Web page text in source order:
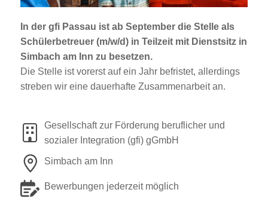
Jobportal
Presse und Medien
bbw e. V.
Karriere
Presse
News Archiv
In der gfi Passau ist ab September die Stelle als
Schülerbetreuer (m/w/d)in Teilzeit mit Dienstsitz in
Simbach am Inn zu besetzen.
Die Stelle ist vorerst auf ein Jahr befristet, allerdings
streben wir eine dauerhafte Zusammenarbeit an.
Gesellschaft zur Förderung beruflicher und
sozialer Integration (gfi) gGmbH
Simbach am Inn
Bewerbungen jederzeit möglich